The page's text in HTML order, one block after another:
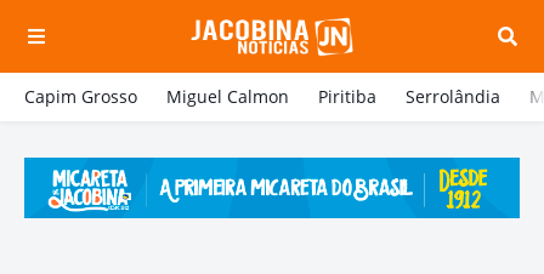
Capim Grosso Miguel Calmon Piritiba Serrolândia